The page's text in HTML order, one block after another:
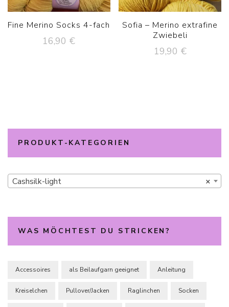
Fine Merino Socks 4-fach
16,90 €
Sofia – Merino extrafine
Zwiebeli
19,90 €
PRODUKT-KATEGORIEN
×
Cashsilk-light
WAS MÖCHTEST DU STRICKEN?
Accessoires als Beilaufgarn geeignet Anleitung
Kreiselchen Pullover/Jacken Raglinchen Socken